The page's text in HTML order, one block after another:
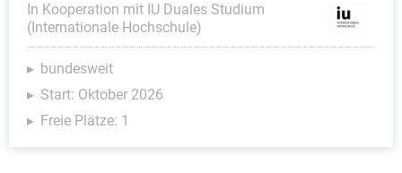
In Kooperation mit IU Duales Studium
(Internationale Hochschule)
bundesweit
Start: Oktober 2026
Freie Plätze: 1